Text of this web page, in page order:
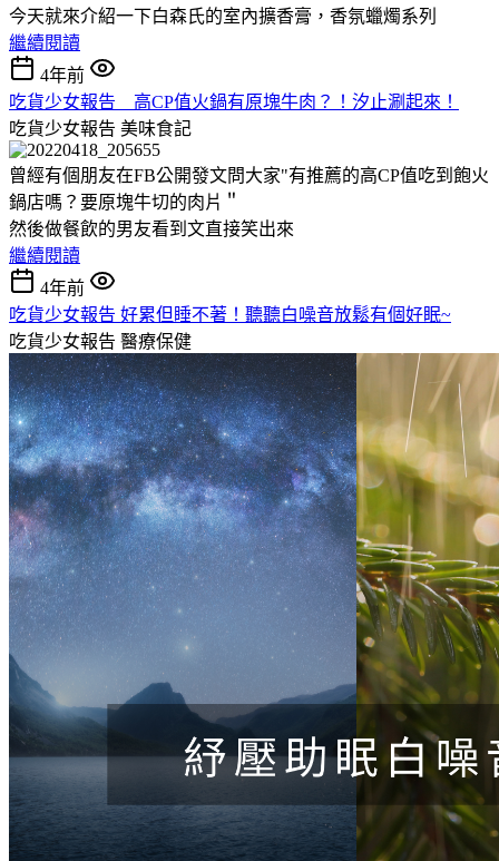
今天就來介紹一下白森氏的室內擴香膏，香氛蠟燭系列
繼續閱讀
4年前
吃貨少女報告 高CP值火鍋有原塊牛肉？！汐止涮起來！
吃貨少女報告 美味食記
曾經有個朋友在FB公開發文問大家"有推薦的高CP值吃到飽火
鍋店嗎？要原塊牛切的肉片＂
然後做餐飲的男友看到文直接笑出來
繼續閱讀
4年前
吃貨少女報告 好累但睡不著！聽聽白噪音放鬆有個好眠~
吃貨少女報告 醫療保健